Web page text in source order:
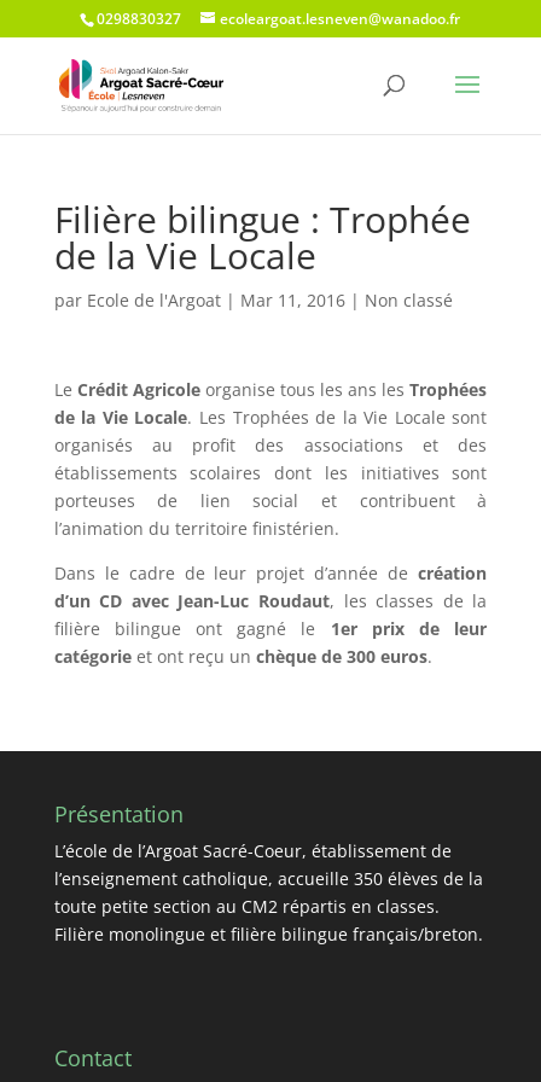
0298830327 ecoleargoat.lesneven@wanadoo.fr
Filière bilingue : Trophée
de la Vie Locale
par Ecole de l'Argoat| Mar 11, 2016| Non classé
Le Crédit Agricoleorganise tous les ans lesTrophées
de la Vie Locale. Les Trophées de la Vie Locale sont
organisés au profit des associations et des
établissements scolaires dont les initiatives sont
porteuses de lien social et contribuent à
l’animation du territoire finistérien.
Dans le cadre de leur projet d’année decréation
d’un CD avec Jean-Luc Roudaut, les classes de la
filière bilingue ont gagné le 1er prix de leur
catégorieet ont reçu un chèque de 300 euros.
Présentation
L’école de l’Argoat Sacré-Coeur, établissement de
l’enseignement catholique, accueille 350 élèves de la
toute petite section au CM2 répartis en classes.
Filière monolingue et filière bilingue français/breton.
Contact